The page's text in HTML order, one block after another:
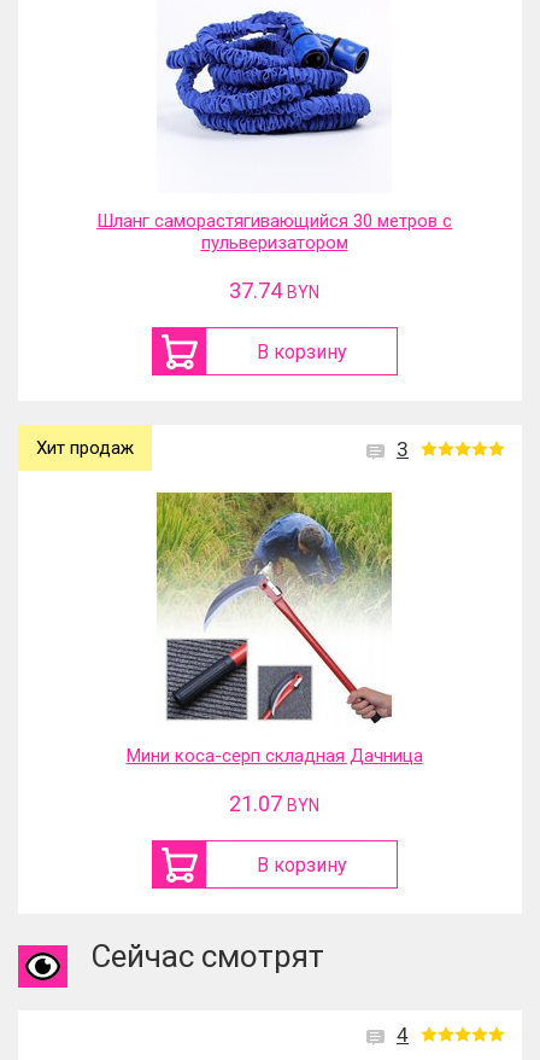
Шланг саморастягивающийся 30 метров с
пульверизатором
37.74 BYN
В корзину
3
Хит продаж
Мини коса-серп складная Дачница
21.07 BYN
В корзину
Сейчас смотрят
4